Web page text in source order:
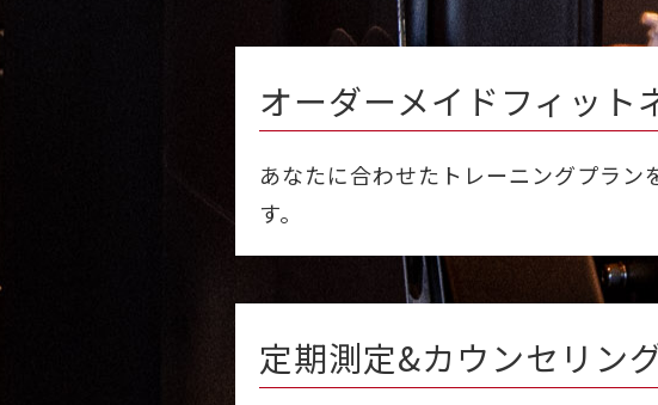
オーダーメイド フィット
あなたに合わせたトレーニングプラ
す。
定期測定&カウンセリン